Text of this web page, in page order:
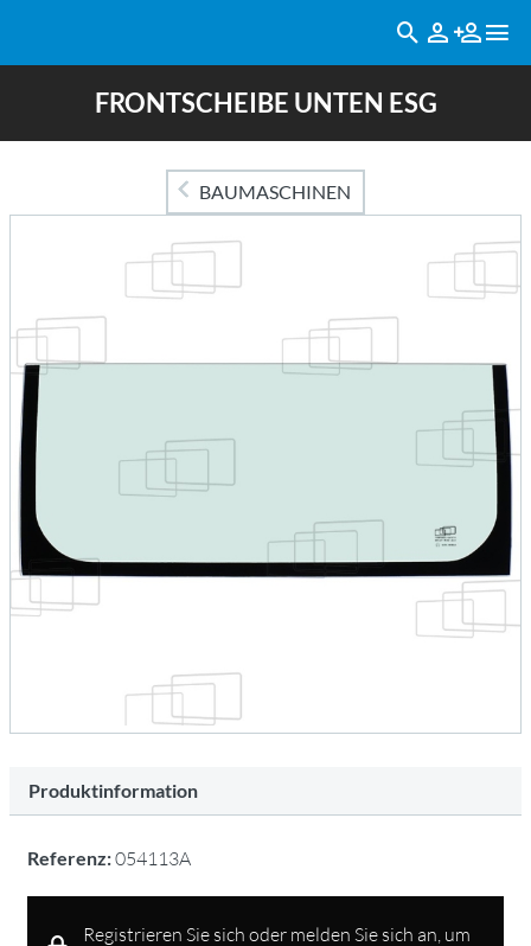
FRONTSCHEIBE UNTEN ESG
BAUMASCHINEN
Produktinformation
Referenz:054113A
Registrieren Sie sich oder melden Sie sich an, um